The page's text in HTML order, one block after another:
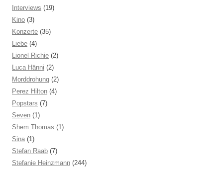
Interviews (19)
Kino (3)
Konzerte (35)
Liebe (4)
Lionel Richie (2)
Luca Hänni (2)
Morddrohung (2)
Perez Hilton (4)
Popstars (7)
Seven (1)
Shem Thomas (1)
Sina (1)
Stefan Raab (7)
Stefanie Heinzmann (244)